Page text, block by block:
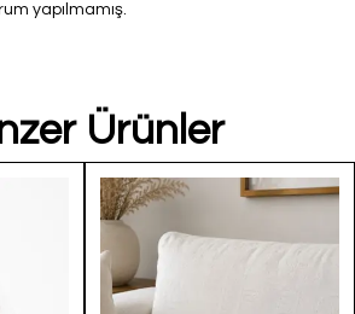
yapılmamış.
Ürünler